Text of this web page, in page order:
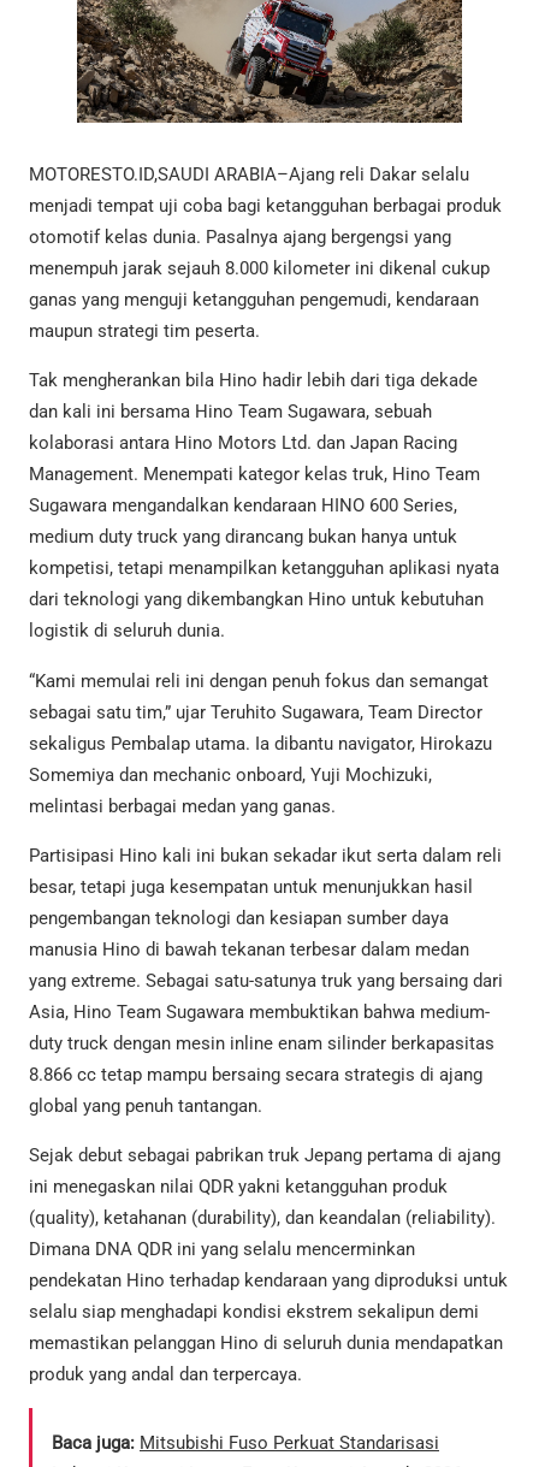
MOTORESTO.ID,SAUDI ARABIA–Ajang reli Dakar selalu
menjadi tempat uji coba bagi ketangguhan berbagai produk
otomotif kelas dunia. Pasalnya ajang bergengsi yang
menempuh jarak sejauh 8.000 kilometer ini dikenal cukup
ganas yang menguji ketangguhan pengemudi, kendaraan
maupun strategi tim peserta.
Tak mengherankan bila Hino hadir lebih dari tiga dekade
dan kali ini bersama Hino Team Sugawara, sebuah
kolaborasi antara Hino Motors Ltd. dan Japan Racing
Management. Menempati kategor kelas truk, Hino Team
Sugawara mengandalkan kendaraan HINO 600 Series,
medium duty truck yang dirancang bukan hanya untuk
kompetisi, tetapi menampilkan ketangguhan aplikasi nyata
dari teknologi yang dikembangkan Hino untuk kebutuhan
logistik di seluruh dunia.
“Kami memulai reli ini dengan penuh fokus dan semangat
sebagai satu tim,” ujar Teruhito Sugawara, Team Director
sekaligus Pembalap utama. Ia dibantu navigator, Hirokazu
Somemiya dan mechanic onboard, Yuji Mochizuki,
melintasi berbagai medan yang ganas.
Partisipasi Hino kali ini bukan sekadar ikut serta dalam reli
besar, tetapi juga kesempatan untuk menunjukkan hasil
pengembangan teknologi dan kesiapan sumber daya
manusia Hino di bawah tekanan terbesar dalam medan
yang extreme. Sebagai satu-satunya truk yang bersaing dari
Asia, Hino Team Sugawara membuktikan bahwa medium-
duty truck dengan mesin inline enam silinder berkapasitas
8.866 cc tetap mampu bersaing secara strategis di ajang
global yang penuh tantangan.
Sejak debut sebagai pabrikan truk Jepang pertama di ajang
ini menegaskan nilai QDR yakni ketangguhan produk
(quality), ketahanan (durability), dan keandalan (reliability).
Dimana DNA QDR ini yang selalu mencerminkan
pendekatan Hino terhadap kendaraan yang diproduksi untuk
selalu siap menghadapi kondisi ekstrem sekalipun demi
memastikan pelanggan Hino di seluruh dunia mendapatkan
produk yang andal dan terpercaya.
Baca juga: Mitsubishi Fuso Perkuat Standarisasi